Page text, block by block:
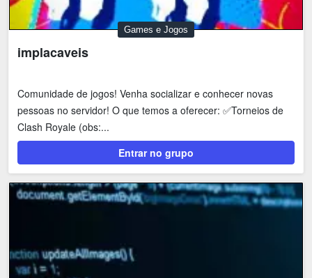
Games e Jogos
implacaveis
Comunidade de jogos! Venha socializar e conhecer novas
pessoas no servidor! O que temos a oferecer: ✅Torneios de
Clash Royale (obs:...
Entrar no grupo